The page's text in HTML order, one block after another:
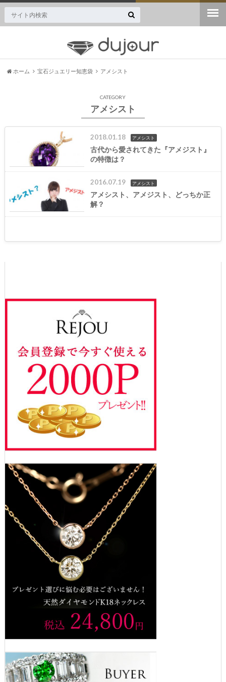
ホーム 宝石ジュエリー知恵袋 アメシスト
CATEGORY
アメシスト
2018.01.18 アメシスト
古代から愛されてきた『アメジスト』
の特徴は？
2016.07.19 アメシスト
アメシスト、アメジスト、どっちか正
解？